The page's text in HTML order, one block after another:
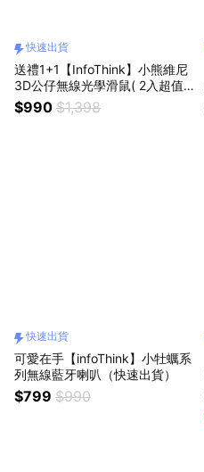
快速出貨
送禮1+1【InfoThink】小熊維尼
3D公仔無線光學滑鼠( 2入超值
組，好友分享包)快速出貨
$990 $1,398
快速出貨
可愛在手【infoThink】小牡蠣系
列無線藍牙喇叭（快速出貨）
$799 $990